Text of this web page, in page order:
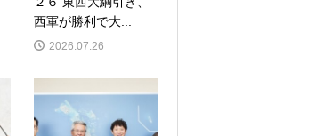
西軍が勝利で大...
2026.07.26